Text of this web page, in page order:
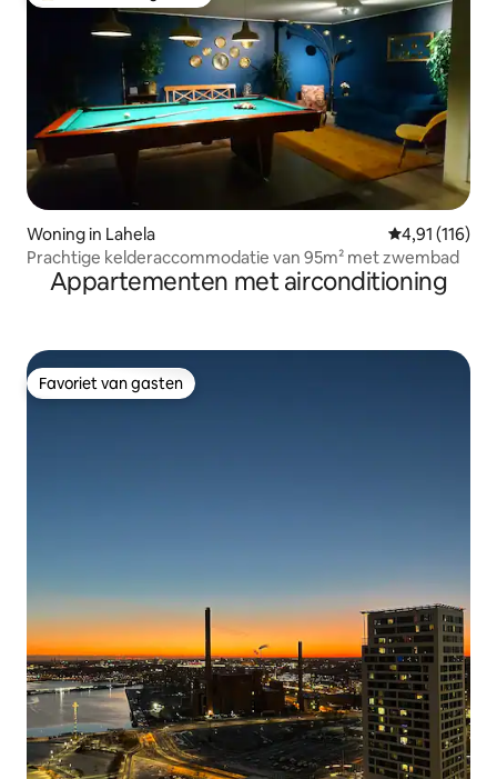
Woning in Lahela Gemiddelde
4,91 (116)
Prachtige kelderaccommodatie van 95m² met zwembad
Appartementen met airconditioning
Favoriet van gasten
Favoriet van gasten